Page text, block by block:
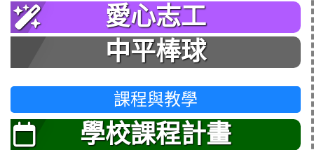
愛心志工
中平棒球
課程與教學
學校課程計畫